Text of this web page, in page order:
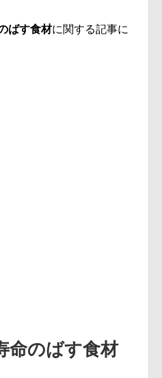
ばす食材に関する記事に
命のばす食材